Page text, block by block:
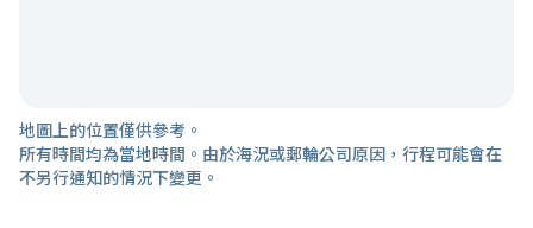
地圖上的位置僅供參考。
所有時間均為當地時間。由於海況或郵輪公司原因，行程可能會在
不另行通知的情況下變更。